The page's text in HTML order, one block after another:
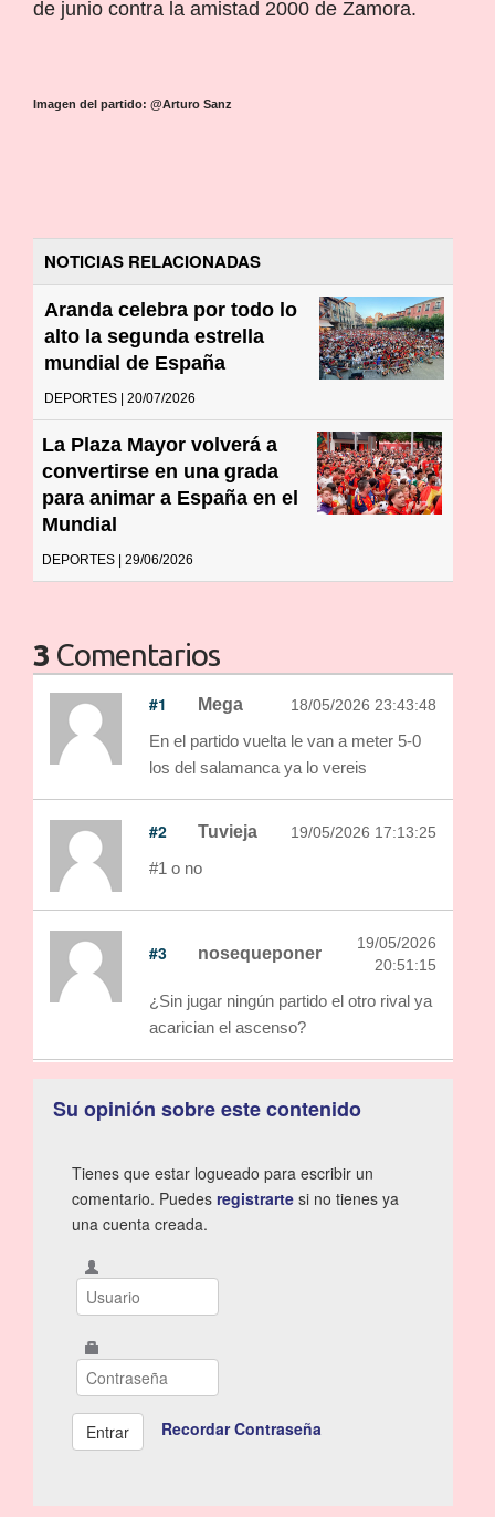
de junio contra la amistad 2000 de Zamora.
Imagen del partido: @Arturo Sanz
NOTICIAS RELACIONADAS
Aranda celebra por todo lo
alto la segunda estrella
mundial de España
DEPORTES | 20/07/2026
La Plaza Mayor volverá a
convertirse en una grada
para animar a España en el
Mundial
DEPORTES | 29/06/2026
3 Comentarios
#1 Mega 18/05/2026 23:43:48
En el partido vuelta le van a meter 5-0
los del salamanca ya lo vereis
#2 Tuvieja 19/05/2026 17:13:25
#1 o no
#3 nosequeponer
19/05/2026
20:51:15
¿Sin jugar ningún partido el otro rival ya
acarician el ascenso?
Su opinión sobre este contenido
Tienes que estar logueado para escribir un
comentario. Puedes registrarte si no tienes ya
una cuenta creada.
Recordar Contraseña